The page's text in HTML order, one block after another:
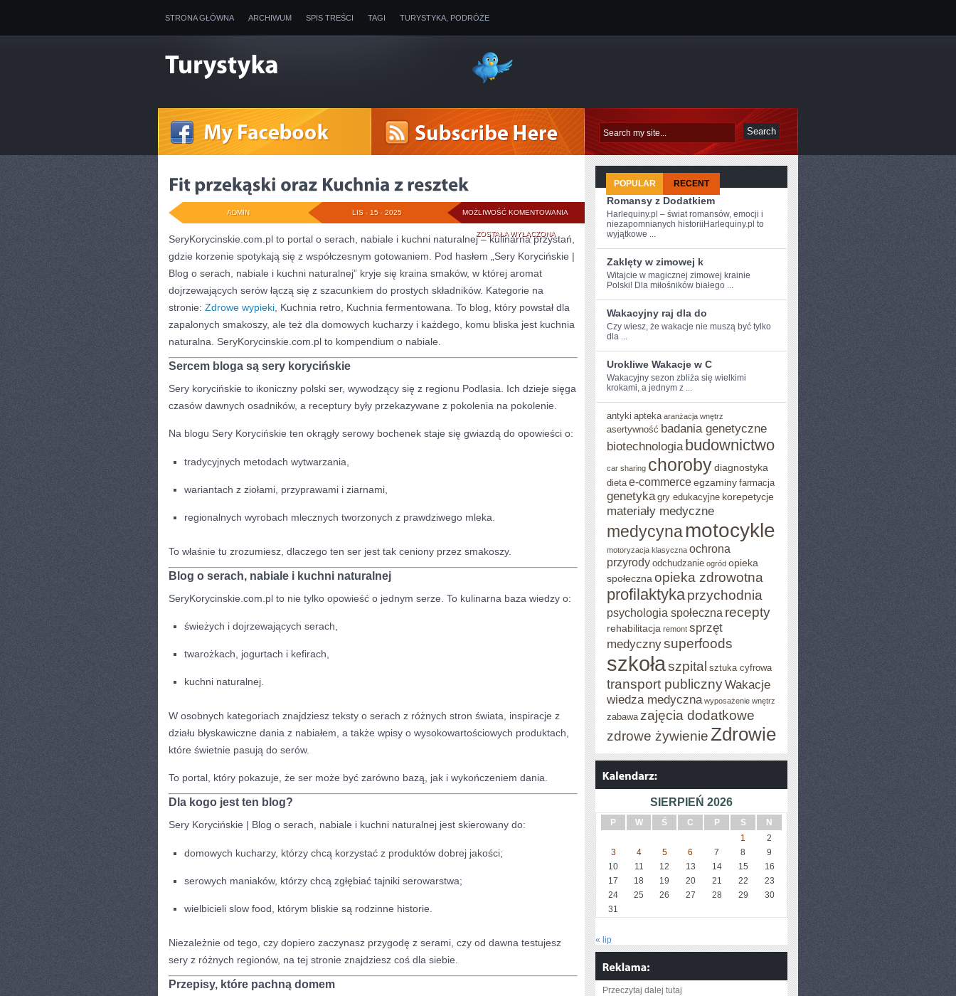
STRONA GŁÓWNA ARCHIWUM SPIS TREŚCI TAGI TURYSTYKA, PODRÓŻE
MOŻLIWOŚĆ KOMENTOWANIA
PRZEKĄSKI
ORAZ
KUCHNIA
RESZTEK
ZOSTAŁA WYŁĄCZONA
LIS - 15 - 2025
ADMIN
SeryKorycinskie.com.pl to portal o serach, nabiale i kuchni naturalnej – kulinarna przystań,
gdzie korzenie spotykają się z współczesnym gotowaniem. Pod hasłem „Sery Korycińskie |
Blog o serach, nabiale i kuchni naturalnej” kryje się kraina smaków, w której aromat
dojrzewających serów łączą się z szacunkiem do prostych składników. Kategorie na
stronie: Zdrowe wypieki , Kuchnia retro, Kuchnia fermentowana. To blog, który powstał dla
zapalonych smakoszy, ale też dla domowych kucharzy i każdego, komu bliska jest kuchnia
naturalna. SeryKorycinskie.com.pl to kompendium o nabiale.
Sercem bloga są sery korycińskie
Sery korycińskie to ikoniczny polski ser, wywodzący się z regionu Podlasia. Ich dzieje sięga
czasów dawnych osadników, a receptury były przekazywane z pokolenia na pokolenie.
Na blogu Sery Korycińskie ten okrągły serowy bochenek staje się gwiazdą do opowieści o:
tradycyjnych metodach wytwarzania,
wariantach z ziołami, przyprawami i ziarnami,
regionalnych wyrobach mlecznych tworzonych z prawdziwego mleka.
To właśnie tu zrozumiesz, dlaczego ten ser jest tak ceniony przez smakoszy.
Blog o serach, nabiale i kuchni naturalnej
SeryKorycinskie.com.pl to nie tylko opowieść o jednym serze. To kulinarna baza wiedzy o:
świeżych i dojrzewających serach,
twarożkach, jogurtach i kefirach,
kuchni naturalnej.
W osobnych kategoriach znajdziesz teksty o serach z różnych stron świata, inspiracje z
działu błyskawiczne dania z nabiałem, a także wpisy o wysokowartościowych produktach,
które świetnie pasują do serów.
To portal, który pokazuje, że ser może być zarówno bazą, jak i wykończeniem dania.
Dla kogo jest ten blog?
Sery Korycińskie | Blog o serach, nabiale i kuchni naturalnej jest skierowany do:
domowych kucharzy, którzy chcą korzystać z produktów dobrej jakości;
serowych maniaków, którzy chcą zgłębiać tajniki serowarstwa;
wielbicieli slow food, którym bliskie są rodzinne historie.
Niezależnie od tego, czy dopiero zaczynasz przygodę z serami, czy od dawna testujesz
sery z różnych regionów, na tej stronie znajdziesz coś dla siebie.
Przepisy, które pachną domem
POPULAR RECENT
Romansy z Dodatkiem
Harlequiny.pl – świat romansów, emocji i
niezapomnianych historiiHarlequiny.pl to
wyjątkowe ...
Zaklęty w zimowej k
Witajcie w magicznej zimowej krainie
Polski! Dla miłośników białego ...
Wakacyjny raj dla do
Czy wiesz, ⁤że wakacje nie muszą być ​tylko
dla ...
Urokliwe Wakacje w C
Wakacyjny sezon zbliża ‌się ⁣wielkimi
‍krokami, a jednym z ...
antyki apteka aranżacja wnętrz
asertywność badania genetyczne
biotechnologia budownictwo
car sharing chorobydiagnostyka
dieta e-commerceegzaminy farmacja
genetyka gry edukacyjne korepetycje
materiały medyczne
medycynamotocykle
motoryzacja klasyczna ochrona
przyrody odchudzanie ogród opieka
społeczna opieka zdrowotna
profilaktykaprzychodnia
psychologia społeczna recepty
rehabilitacja remont sprzęt
medycznysuperfoods
szkołaszpital sztuka cyfrowa
transport publicznyWakacje
wiedza medyczna wyposażenie wnętrz
zabawa zajęcia dodatkowe
zdrowe żywienieZdrowie
SIERPIEŃ 2026
P W Ś C P S
N
1
2
3
4 5 6 7 8
9
10
11 12 13 14 15
16
17
18 19 20 21 22
23
24
25 26 27 28 29
30
31
« lip
Przeczytaj dalej tutaj